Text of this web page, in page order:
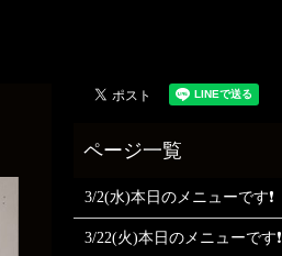
3/2(水)本日のメニューです❗
3/22(火)本日のメニューです❗